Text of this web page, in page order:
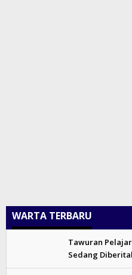
WARTA TERBARU
Tawuran
Sedang